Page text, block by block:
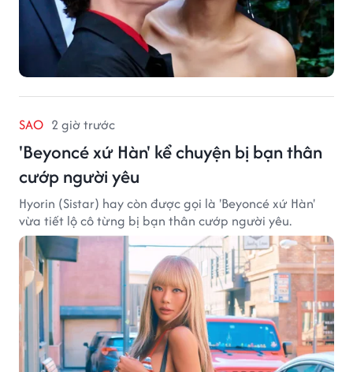
SAO 2 giờ trước
'Beyoncé xứ Hàn' kể chuyện bị bạn thân
cướp người yêu
Hyorin (Sistar) hay còn được gọi là 'Beyoncé xứ Hàn'
vừa tiết lộ cô từng bị bạn thân cướp người yêu.